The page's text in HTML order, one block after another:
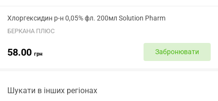
Хлоргексидин р-н 0,05% фл. 200мл Solution Pharm
БЕРКАНА ПЛЮС
58.00 грн Забронювати
Шукати в інших регіонах